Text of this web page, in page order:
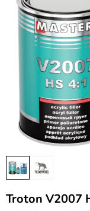
Troton V2007